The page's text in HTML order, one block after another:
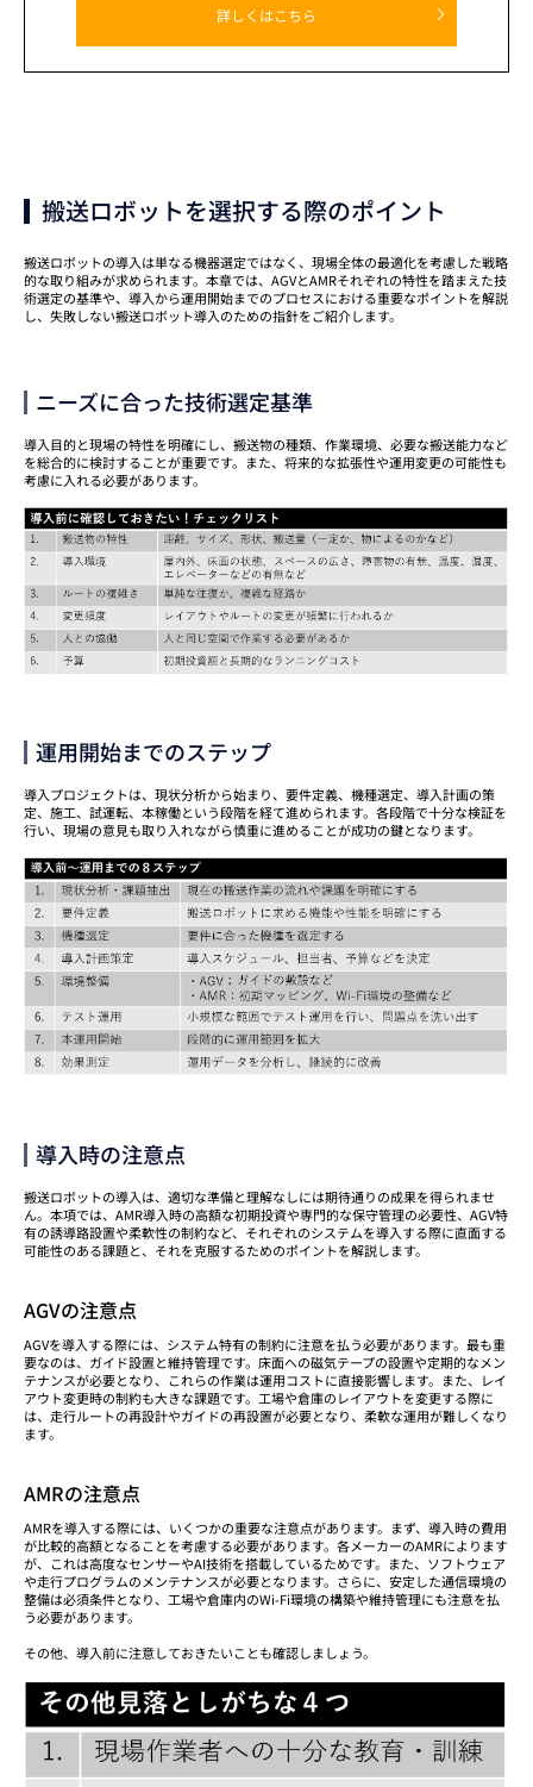
詳しくはこちら
搬送ロボットを選択する際のポイント
搬送ロボットの導入は単なる機器選定ではなく、現場全体の最適化を考慮した戦略
的な取り組みが求められます。本章では、AGVとAMRそれぞれの特性を踏まえた技
術選定の基準や、導入から運用開始までのプロセスにおける重要なポイントを解説
し、失敗しない搬送ロボット導入のための指針をご紹介します。
ニーズに合った技術選定基準
導入目的と現場の特性を明確にし、搬送物の種類、作業環境、必要な搬送能力など
を総合的に検討することが重要です。また、将来的な拡張性や運用変更の可能性も
考慮に入れる必要があります。
運用開始までのステップ
導入プロジェクトは、現状分析から始まり、要件定義、機種選定、導入計画の策
定、施工、試運転、本稼働という段階を経て進められます。各段階で十分な検証を
行い、現場の意見も取り入れながら慎重に進めることが成功の鍵となります。
導入時の注意点
搬送ロボットの導入は、適切な準備と理解なしには期待通りの成果を得られませ
ん。本項では、AMR導入時の高額な初期投資や専門的な保守管理の必要性、AGV特
有の誘導路設置や柔軟性の制約など、それぞれのシステムを導入する際に直面する
可能性のある課題と、それを克服するためのポイントを解説します。
AGVの注意点
AGVを導入する際には、システム特有の制約に注意を払う必要があります。最も重
要なのは、ガイド設置と維持管理です。床面への磁気テープの設置や定期的なメン
テナンスが必要となり、これらの作業は運用コストに直接影響します。また、レイ
アウト変更時の制約も大きな課題です。工場や倉庫のレイアウトを変更する際に
は、走行ルートの再設計やガイドの再設置が必要となり、柔軟な運用が難しくなり
ます。
AMRの注意点
AMRを導入する際には、いくつかの重要な注意点があります。まず、導入時の費用
が比較的高額となることを考慮する必要があります。各メーカーのAMRによります
が、これは高度なセンサーやAI技術を搭載しているためです。また、ソフトウェア
や走行プログラムのメンテナンスが必要となります。さらに、安定した通信環境の
整備は必須条件となり、工場や倉庫内のWi-Fi環境の構築や維持管理にも注意を払
う必要があります。
その他、導入前に注意しておきたいことも確認しましょう。